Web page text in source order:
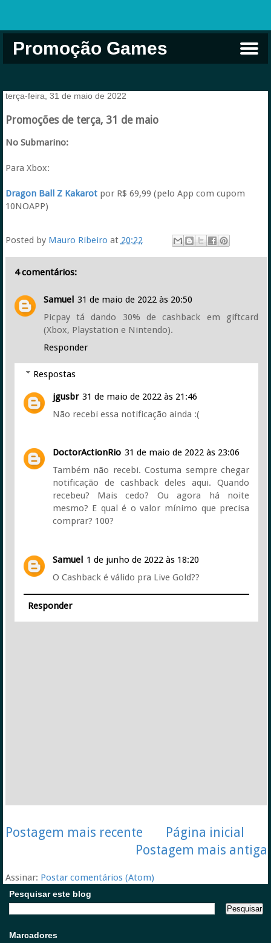
Promoção Games
terça-feira, 31 de maio de 2022
Promoções de terça, 31 de maio
No Submarino:
Para Xbox:
Dragon Ball Z Kakarotpor R$ 69,99 (pelo App com cupom
10NOAPP)
Posted by Mauro Ribeiro at 20:22
4 comentários:
Samuel 31 de maio de 2022 às 20:50
Picpay tá dando 30% de cashback em giftcard
(Xbox, Playstation e Nintendo).
Responder
Respostas
jgusbr 31 de maio de 2022 às 21:46
Não recebi essa notificação ainda :(
DoctorActionRio 31 de maio de 2022 às 23:06
Também não recebi. Costuma sempre chegar
notificação de cashback deles aqui. Quando
recebeu? Mais cedo? Ou agora há noite
mesmo? E qual é o valor mínimo que precisa
comprar? 100?
Samuel 1 de junho de 2022 às 18:20
O Cashback é válido pra Live Gold??
Responder
Postagem mais recente
Postagem mais antiga
Página inicial
Assinar: Postar comentários (Atom)
Pesquisar este blog
Marcadores